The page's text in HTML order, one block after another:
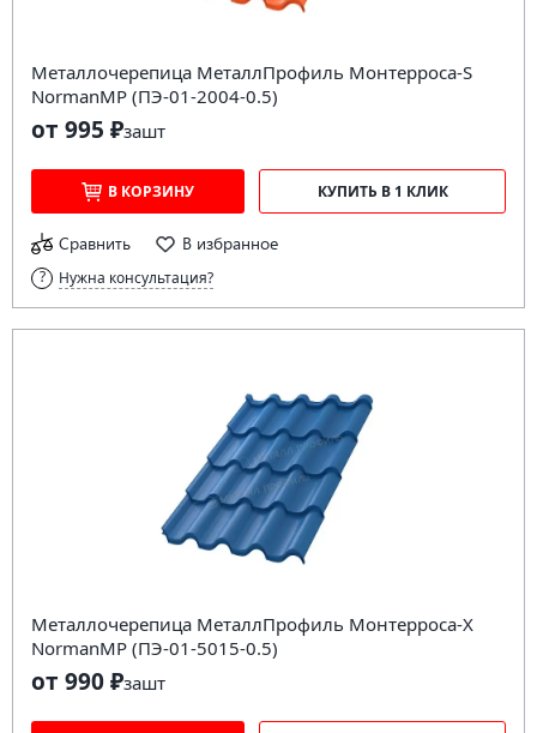
Металлочерепица МеталлПрофиль Монтерроса-S
NormanMP (ПЭ-01-2004-0.5)
от 995 ₽зашт
В КОРЗИНУ КУПИТЬ В 1 КЛИК
Сравнить В избранное
Нужна консультация?
Металлочерепица МеталлПрофиль Монтерроса-X
NormanMP (ПЭ-01-5015-0.5)
от 990 ₽зашт